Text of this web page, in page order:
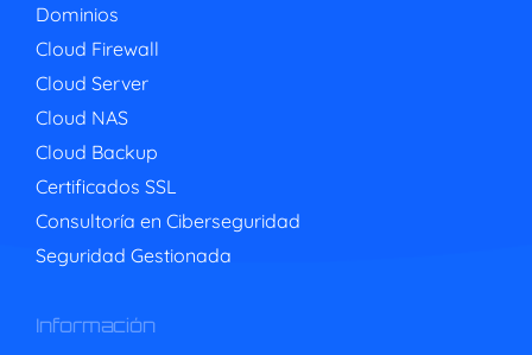
Dominios
Cloud Firewall
Cloud Server
Cloud NAS
Cloud Backup
Certificados SSL
Consultoría en Ciberseguridad
Seguridad Gestionada
Información